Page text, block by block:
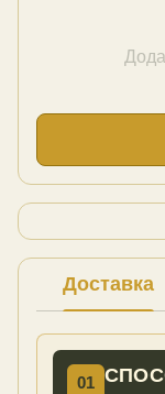
Доставка
01